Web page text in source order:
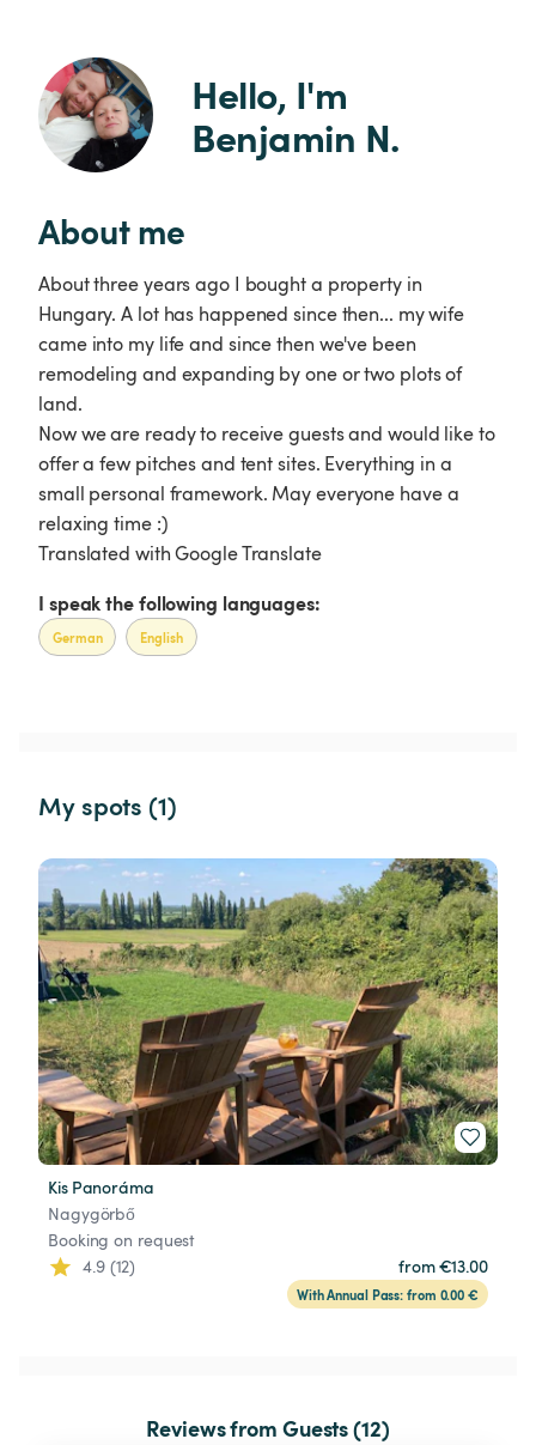
Hello, I'm
Benjamin N.
About me
About three years ago I bought a property in
Hungary. A lot has happened since then... my wife
came into my life and since then we've been
remodeling and expanding by one or two plots of
land.
Now we are ready to receive guests and would like to
offer a few pitches and tent sites. Everything in a
small personal framework. May everyone have a
relaxing time :)
Translated with Google Translate
I speak the following languages:
German English
My spots (1)
Kis Panoráma
Nagygörbő
Booking on request
4.9 (12)
from €13.00
With Annual Pass: from 0.00 €
Reviews from Guests (12)